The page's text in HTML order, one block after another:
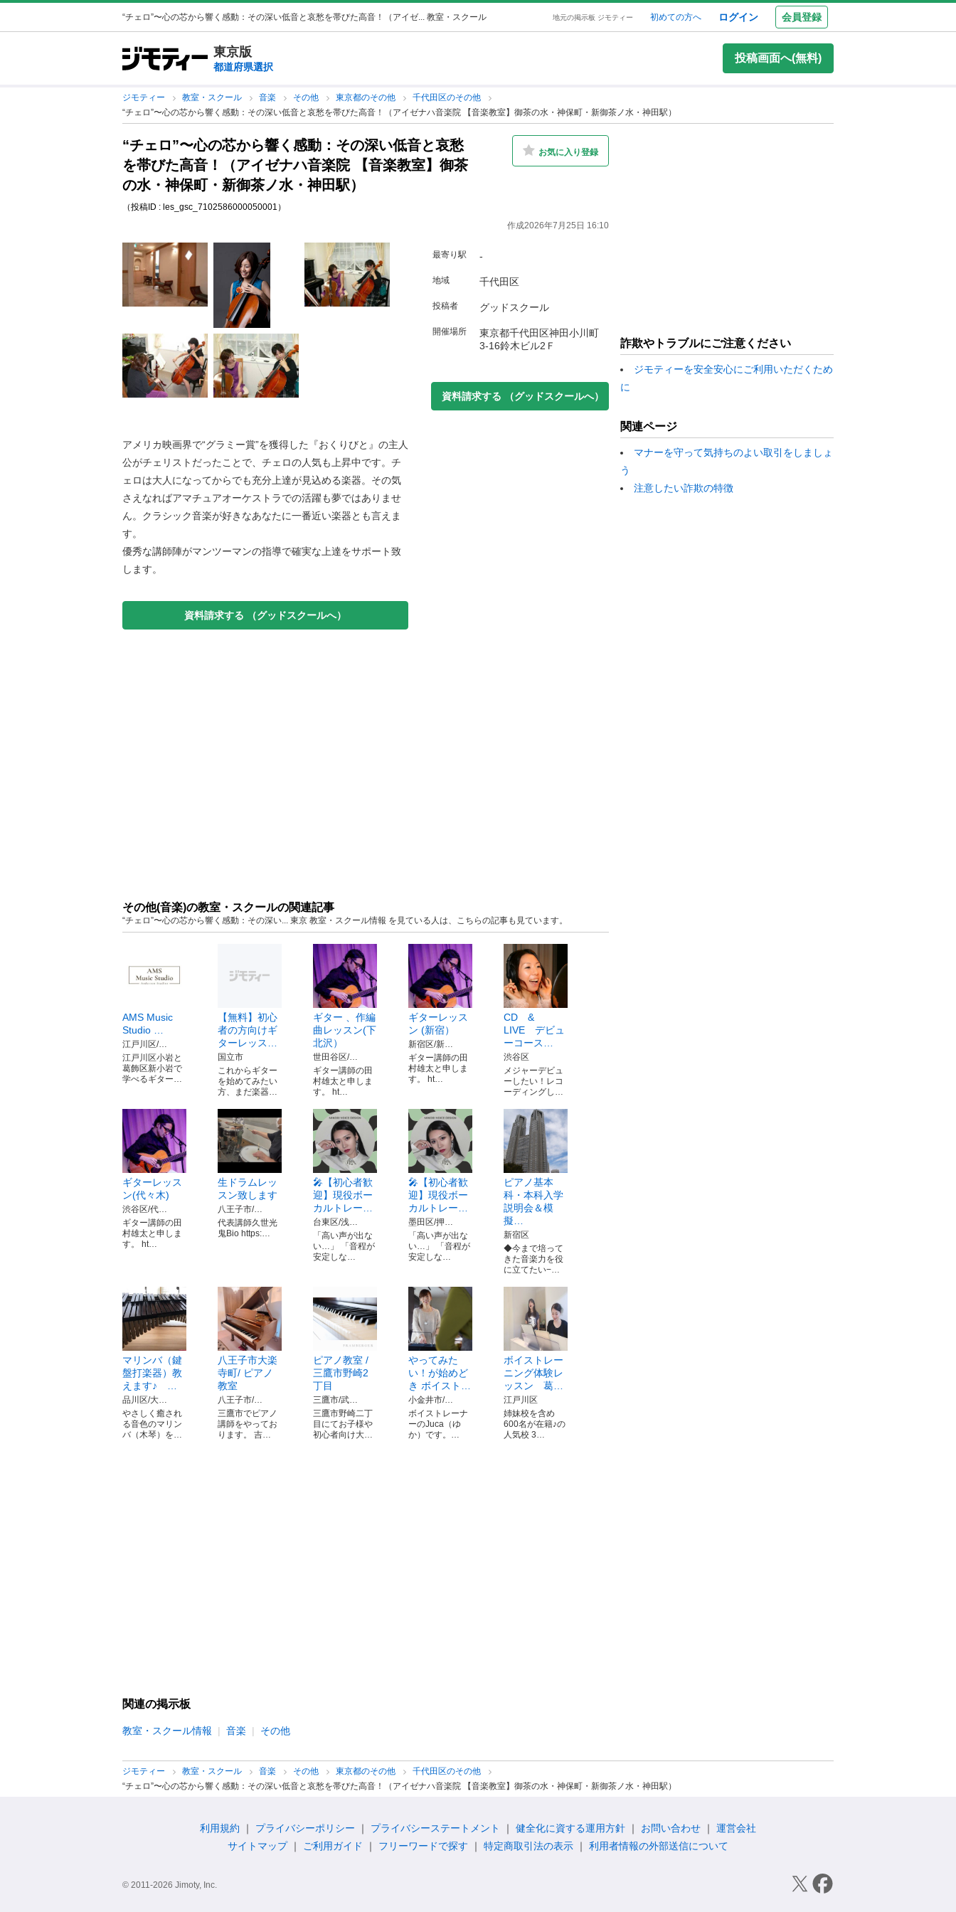
“チェロ”〜心の芯から響く感動：その深い低音と哀愁を帯びた高音！（アイゼ... 教室・スクール 地元の掲示板 ジモティー 初めての方へ ログイン 会員登録
東京版
都道府県選択
投稿画面へ(無料)
ジモティー 教室・スクール 音楽 その他 東京都のその他
千代田区のその他
“チェロ”〜心の芯から響く感動：その深い低音と哀愁を帯びた高音！（アイゼナハ音楽院 【音楽教室】御茶の水・神保町・新御茶ノ水・神田駅）
“チェロ”〜心の芯から響く感動：その深い低音と哀愁
を帯びた高音！（アイゼナハ音楽院 【音楽教室】御茶
の水・神保町・新御茶ノ水・神田駅）
（投稿ID : les_gsc_7102586000050001）
お気に入り登録
作成2026年7月25日 16:10
アメリカ映画界で“グラミー賞”を獲得した『おくりびと』の主人
公がチェリストだったことで、チェロの人気も上昇中です。チ
ェロは大人になってからでも充分上達が見込める楽器。その気
さえなればアマチュアオーケストラでの活躍も夢ではありませ
ん。クラシック音楽が好きなあなたに一番近い楽器とも言えま
す。
優秀な講師陣がマンツーマンの指導で確実な上達をサポート致
します。
資料請求する （グッドスクールへ）
最寄り駅 -
地域 千代田区
投稿者 グッドスクール
開催場所
東京都千代田区神田小川町
3-16鈴木ビル2Ｆ
資料請求する （グッドスクールへ）
その他(音楽)の教室・スクールの関連記事
“チェロ”〜心の芯から響く感動：その深い... 東京 教室・スクール情報 を見ている人は、こちらの記事も見ています。
AMS Music
Studio …
江戸川区/…
江戸川区小岩と
葛飾区新小岩で
学べるギター…
【無料】初心
者の方向けギ
ターレッス…
国立市
これからギター
を始めてみたい
方、まだ楽器…
ギター 、作編
曲レッスン(下
北沢）
世田谷区/…
ギター講師の田
村雄太と申しま
す。 ht…
ギターレッス
ン (新宿）
新宿区/新…
ギター講師の田
村雄太と申しま
す。 ht…
CD &
LIVE デビュ
ーコース…
渋谷区
メジャーデビュ
ーしたい！レコ
ーディングし…
ギターレッス
ン(代々木)
渋谷区/代…
ギター講師の田
村雄太と申しま
す。 ht…
生ドラムレッ
スン致します
八王子市/…
代表講師久世光
鬼Bio https:…
🎤【初心者歓
迎】現役ボー
カルトレー…
台東区/浅…
「高い声が出な
い…」 「音程が
安定しな…
🎤【初心者歓
迎】現役ボー
カルトレー…
墨田区/押…
「高い声が出な
い…」 「音程が
安定しな…
ピアノ基本
科・本科入学
説明会＆模
擬…
新宿区
◆今まで培って
きた音楽力を役
に立てたい−…
マリンバ（鍵
盤打楽器）教
えます♪ …
品川区/大…
やさしく癒され
る音色のマリン
バ（木琴）を…
八王子市大楽
寺町/ ピアノ
教室
八王子市/…
三鷹市でピアノ
講師をやってお
ります。 吉…
ピアノ教室 /
三鷹市野崎2
丁目
三鷹市/武…
三鷹市野崎二丁
目にてお子様や
初心者向け大…
やってみた
い！が始めど
き ボイスト…
小金井市/…
ボイストレーナ
ーのJuca（ゆ
か）です。…
ボイストレー
ニング体験レ
ッスン 葛…
江戸川区
姉妹校を含め
600名が在籍♪の
人気校 3…
関連の掲示板
教室・スクール情報 音楽 その他
詐欺やトラブルにご注意ください
ジモティーを安全安心にご利用いただくため
に
関連ページ
マナーを守って気持ちのよい取引をしましょ
う
注意したい詐欺の特徴
ジモティー 教室・スクール 音楽 その他 東京都のその他
千代田区のその他
“チェロ”〜心の芯から響く感動：その深い低音と哀愁を帯びた高音！（アイゼナハ音楽院 【音楽教室】御茶の水・神保町・新御茶ノ水・神田駅）
利用規約 プライバシーポリシー プライバシーステートメント 健全化に資する運用方針 お問い合わせ
運営会社
サイトマップ
ご利用ガイド フリーワードで探す 特定商取引法の表示 利用者情報の外部送信について
© 2011-2026 Jimoty, Inc.